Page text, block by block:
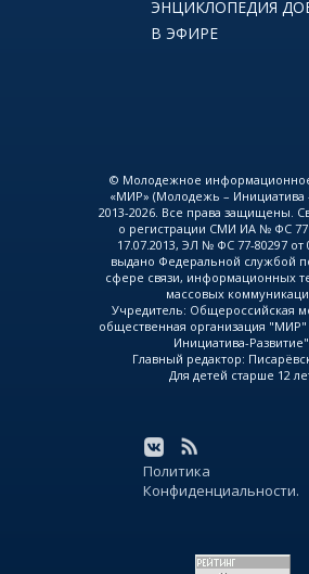
ЭНЦИКЛОПЕДИЯ
В ЭФИРЕ
© Молодежное информационное
«МИР» (Молодежь – Инициатива
2013-2026. Все права защищены.
о регистрации СМИ ИА № ФС 77
17.07.2013, ЭЛ № ФС 77-80297 от
выдано Федеральной службой
сфере связи, информационных
массовых
Учредитель: Общероссийская
общественная организация
Инициатива-
Главный редактор:
Для детей старше 12
Политика
Конфиденциальности.